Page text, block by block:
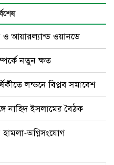
ও আয়ারল্যান্ড ওয়ানডে
নতুন ক্ষত
লন্ডনে বিপ্লব সমাবেশ
নাহিদ ইসলামের বৈঠক
হামলা-অগ্নিসংযোগ